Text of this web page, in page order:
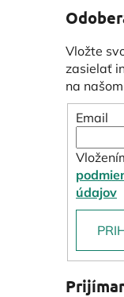
Vložte
zasielať
na
Email
údajov